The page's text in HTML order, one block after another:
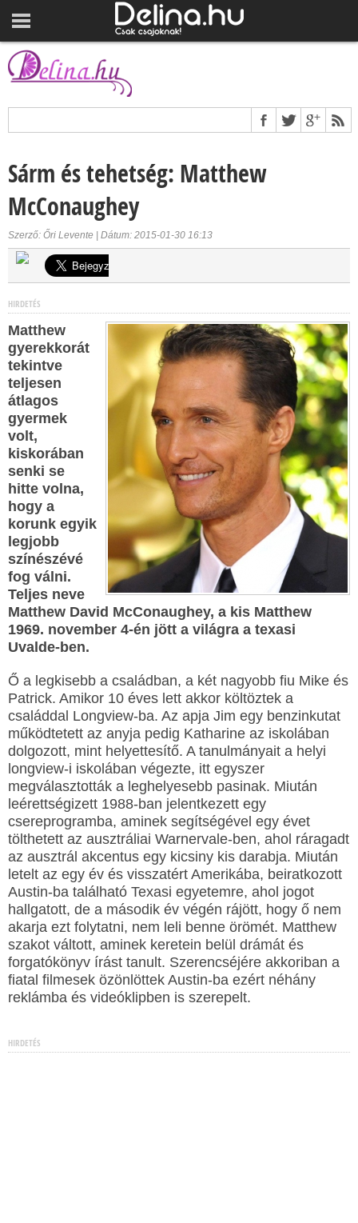
Sárm és tehetség: Matthew
McConaughey
Szerző: Őri Levente | Dátum: 2015-01-30 16:13
HIRDETÉS
Matthew
gyerekkorát
tekintve
teljesen
átlagos
gyermek
volt,
kiskorában
senki se
hitte volna,
hogy a
korunk egyik
legjobb
színészévé
fog válni.
Teljes neve
Matthew David McConaughey, a kis Matthew
1969. november 4-én jött a világra a texasi
Uvalde-ben.
Ő a legkisebb a családban, a két nagyobb fiu Mike és
Patrick. Amikor 10 éves lett akkor költöztek a
családdal Longview-ba. Az apja Jim egy benzinkutat
működtetett az anyja pedig Katharine az iskolában
dolgozott, mint helyettesítő. A tanulmányait a helyi
longview-i iskolában végezte, itt egyszer
megválasztották a leghelyesebb pasinak. Miután
leérettségizett 1988-ban jelentkezett egy
csereprogramba, aminek segítségével egy évet
tölthetett az ausztráliai Warnervale-ben, ahol ráragadt
az ausztrál akcentus egy kicsiny kis darabja. Miután
letelt az egy év és visszatért Amerikába, beiratkozott
Austin-ba található Texasi egyetemre, ahol jogot
hallgatott, de a második év végén rájött, hogy ő nem
akarja ezt folytatni, nem leli benne örömét. Matthew
szakot váltott, aminek keretein belül drámát és
forgatókönyv írást tanult. Szerencséjére akkoriban a
fiatal filmesek özönlöttek Austin-ba ezért néhány
reklámba és videóklipben is szerepelt.
HIRDETÉS